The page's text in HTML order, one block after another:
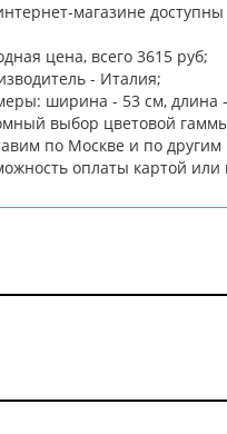
магазине
цена, всего 3615 руб;
- Италия;
ширина - 53 см, длина
выбор цветовой
по Москве и по другим
оплаты картой